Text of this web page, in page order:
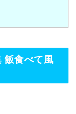
飯食べて風